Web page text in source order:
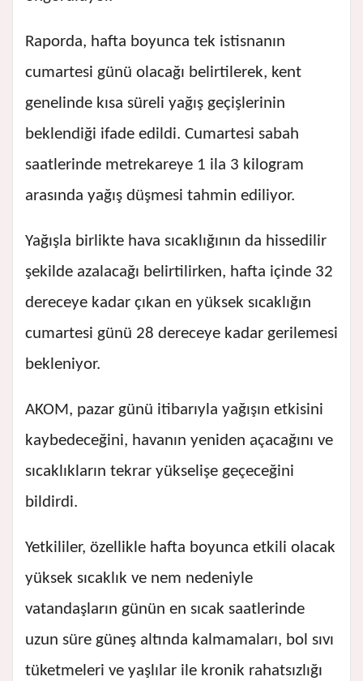
Raporda, hafta boyunca tek istisnanın
cumartesi günü olacağı belirtilerek, kent
genelinde kısa süreli yağış geçişlerinin
beklendiği ifade edildi. Cumartesi sabah
saatlerinde metrekareye 1 ila 3 kilogram
arasında yağış düşmesi tahmin ediliyor.
Yağışla birlikte hava sıcaklığının da hissedilir
şekilde azalacağı belirtilirken, hafta içinde 32
dereceye kadar çıkan en yüksek sıcaklığın
cumartesi günü 28 dereceye kadar gerilemesi
bekleniyor.
AKOM, pazar günü itibarıyla yağışın etkisini
kaybedeceğini, havanın yeniden açacağını ve
sıcaklıkların tekrar yükselişe geçeceğini
bildirdi.
Yetkililer, özellikle hafta boyunca etkili olacak
yüksek sıcaklık ve nem nedeniyle
vatandaşların günün en sıcak saatlerinde
uzun süre güneş altında kalmamaları, bol sıvı
tüketmeleri ve yaşlılar ile kronik rahatsızlığı